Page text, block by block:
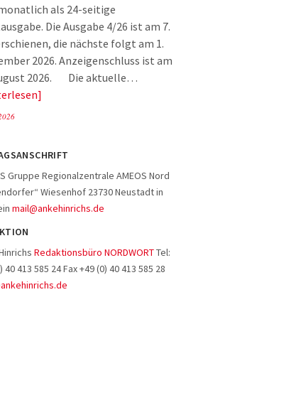
als 24-seitige
Die Ausgabe 4/26 ist am 7.
die nächste folgt am 1.
2026. Anzeigenschluss ist am
2026. Die aktuelle…
Gruppe Regionalzentrale AMEOS Nord
Wiesenhof 23730 Neustadt in
mail@ankehinrichs.de
Redaktionsbüro NORDWORTTel:
40 413 585 24 Fax +49 (0) 40 413 585 28